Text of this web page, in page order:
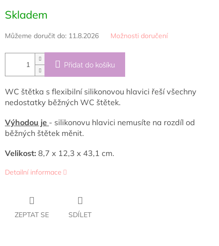
cena:
Skladem
Můžeme doručit do: 11.8.2026 Možnosti doručení
Přidat do košíku
WC štětka s flexibilní silikonovou hlavici řeší všechny
nedostatky běžných WC štětek.
Výhodou je - silikonovu hlavici nemusíte na rozdíl od
běžných štětek měnit.
Velikost: 8,7 x 12,3 x 43,1 cm.
Detailní informace
ZEPTAT SE SDÍLET